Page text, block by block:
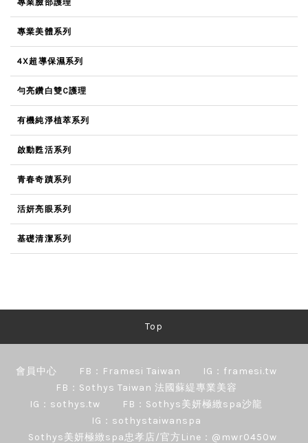
專業臉部護理
專業美體系列
4X超導保濕系列
勻亮鑽白雙C護理
有機純淨植萃系列
啟動甦活系列
青春奇蹟系列
活妍亮眼系列
基礎清潔系列
Top
會員中心 FB：Framesi Taiwan
IG：framesi.tw
FB：Sothys Taiwan 法國蘇緹專業美容
IG：sothys.tw
FB：Sothys美妍極緻spa沙龍
IG：sothystaiwanspa
Sothys美妍極緻spa忠孝店/官方Line：@mwr0450w